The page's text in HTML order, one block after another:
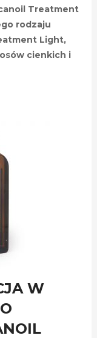
Treatment
rodzaju
Light,
cienkich i
W